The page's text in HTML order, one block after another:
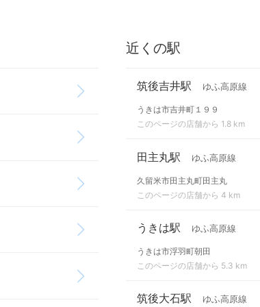
近くの駅
筑後吉井駅 ゆふ高原線
うきは市吉井町１９９
このページの店舗から 1.8 km
田主丸駅 ゆふ高原線
久留米市田主丸町田主丸
このページの店舗から 4 km
うきは駅 ゆふ高原線
うきは市浮羽町朝田
このページの店舗から 5.3 km
筑後大石駅 ゆふ高原線